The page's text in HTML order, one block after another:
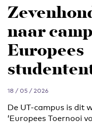
naar
Europees
18 / 05 / 2026
De UT-campus is dit
‘Europees Toernooi